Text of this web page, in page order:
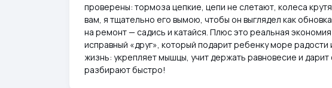
проверены: тормоза цепкие, цепи не слетают, колеса
вам, я тщательно его вымою, чтобы он выглядел как
на ремонт — садись и катайся. Плюс это реальная
исправный «друг», который подарит ребенку море
жизнь: укрепляет мышцы, учит держать равновесие и
разбирают быстро!